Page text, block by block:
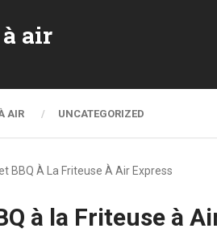
air
AIR UNCATEGORIZED
BBQ À La Friteuse À Air Express
à la Friteuse à